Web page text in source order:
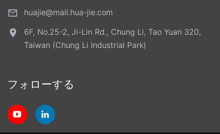
huajie@mail.hua-jie.com
6F, No.25-2, Ji-Lin Rd., Chung Li, Tao Yuan 320,
Taiwan (Chung Li Industrial Park)
フォローする